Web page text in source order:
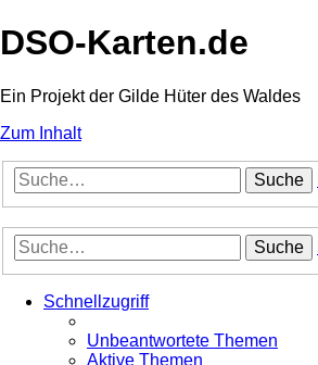
DSO-Karten.de
Ein Projekt der Gilde Hüter des Waldes
Zum Inhalt
Suche
Suche
Schnellzugriff
Unbeantwortete Themen
Aktive Themen